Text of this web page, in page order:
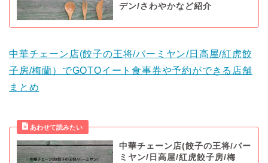
デン/さわやかなど紹介
中華チェーン店(餃子の王将/バーミヤン/日高屋/紅虎餃
子房/梅蘭）でGOTOイート食事券や予約ができる店舗
まとめ
中華チェーン店(餃子の王将/バー
ミヤン/日高屋/紅虎餃子房/梅